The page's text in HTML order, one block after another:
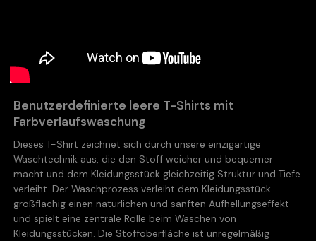
Benutzerdefinierte leere T-Shirts mit
Farbverlaufswaschung
Dieses T-Shirt zeichnet sich durch unsere einzigartige
Waschtechnik aus, die den Stoff weicher und bequemer
macht und dem Kleidungsstück gleichzeitig Struktur und Tiefe
verleiht. Der Waschprozess verleiht dem Kleidungsstück
großflächig einen natürlichen und sanften Aufhellungseffekt
und spielt eine zentrale Rolle beim Waschen von
Kleidungsstücken. Die Stoffoberfläche ist unregelmäßig